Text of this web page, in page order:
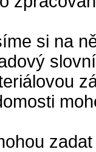
si na